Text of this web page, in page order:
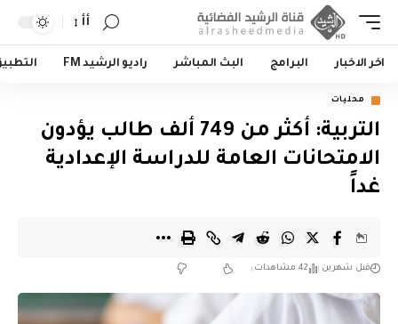
أأ
اخر الاخبار البرامج البث المباشر راديو الرشيد FM
محليات
التربية: أكثر من 749 ألف طالب يؤدون
الامتحانات العامة للدراسة الإعدادية
غداً
قبل شهرين 42 مشاهدات